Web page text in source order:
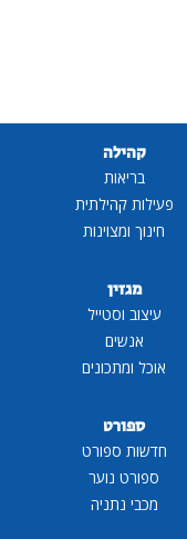
קהילה
בריאות
פעילות קהילתית
חינוך ומצוינות
מגזין
עיצוב וסטייל
אנשים
אוכל ומתכונים
ספורט
חדשות ספורט
ספורט נוער
מכבי נתניה